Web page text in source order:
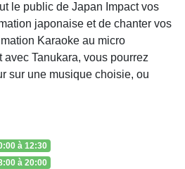
le public de Japan Impact vos
japonaise et de chanter vos
Karaoke au micro
Tanukara, vous pourrez
sur une musique choisie, ou
à 12:30
à 20:00